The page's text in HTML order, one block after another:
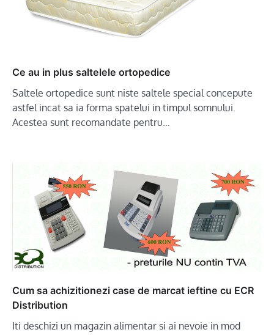
Ce au in plus saltelele ortopedice
Saltele ortopedice sunt niste saltele special concepute
astfel incat sa ia forma spatelui in timpul somnului.
Acestea sunt recomandate pentru…
Cum sa achizitionezi case de marcat ieftine cu ECR
Distribution
Iti deschizi un magazin alimentar si ai nevoie in mod